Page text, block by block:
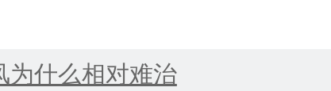
为什么相对难治